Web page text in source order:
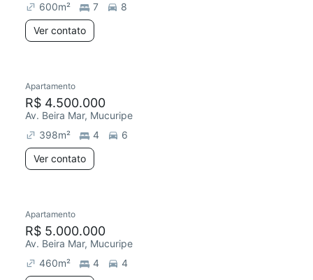
600m² 7
8
Ver contato
Apartamento
R$ 4.500.000
Av. Beira Mar, Mucuripe
398m² 4
6
Ver contato
Apartamento
R$ 5.000.000
Av. Beira Mar, Mucuripe
460m² 4 4